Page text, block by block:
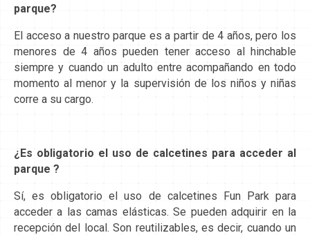
parque?
El acceso a nuestro parque es a partir de 4 años, pero los
menores de 4 años pueden tener acceso al hinchable
siempre y cuando un adulto entre acompañando en todo
momento al menor y la supervisión de los niños y niñas
corre a su cargo.
¿Es obligatorio el uso de calcetines para acceder al
parque ?
Sí, es obligatorio el uso de calcetines Fun Park para
acceder a las camas elásticas. Se pueden adquirir en la
recepción del local. Son reutilizables, es decir, cuando un